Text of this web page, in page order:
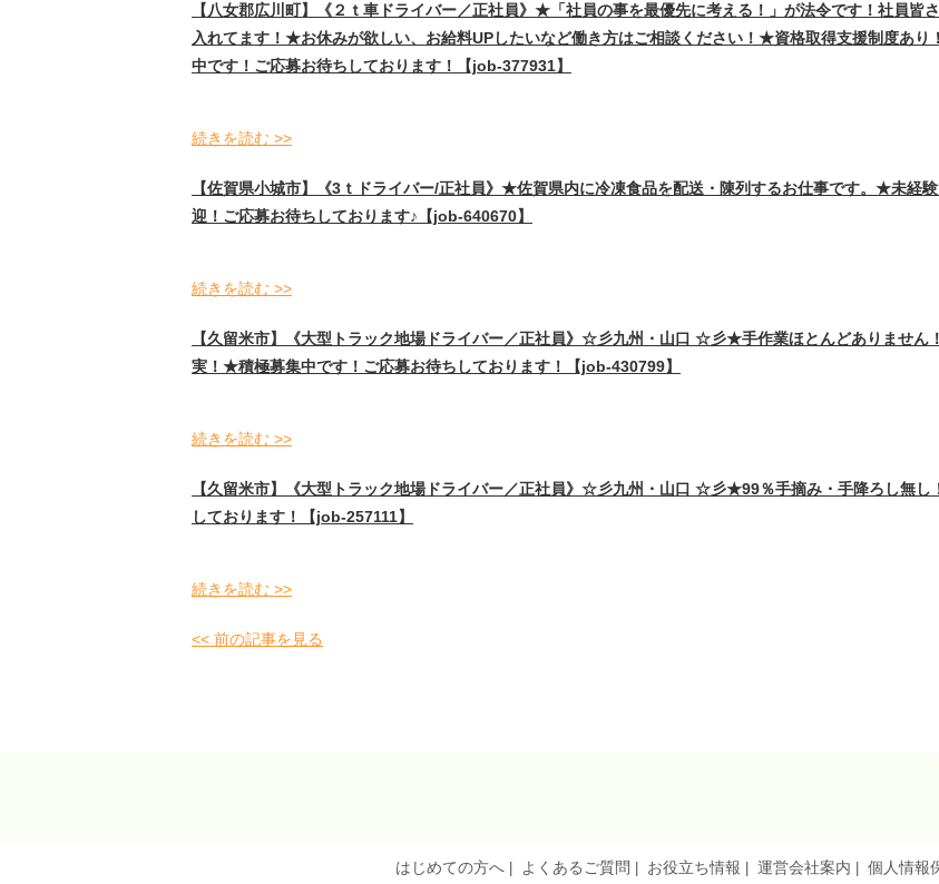
【八女郡広川町】《２ｔ車ドライバー／正社員》★「社員の事を最優先に考える！」が法令です！社員皆
入れてます！★お休みが欲しい、お給料UPしたいなど働き方はご相談ください！★資格取得支援制度あ
中です！ご応募お待ちしております！【job-377931】
続きを読む >>
【佐賀県小城市】《3ｔドライバー/正社員》★佐賀県内に冷凍食品を配送・陳列するお仕事です。★未経
迎！ご応募お待ちしております♪【job-640670】
続きを読む >>
【久留米市】《大型トラック地場ドライバー／正社員》☆彡九州・山口 ☆彡★手作業ほとんどありませ
実！★積極募集中です！ご応募お待ちしております！【job-430799】
続きを読む >>
【久留米市】《大型トラック地場ドライバー／正社員》☆彡九州・山口 ☆彡★99％手摘み・手降ろし無
しております！【job-257111】
続きを読む >>
<< 前の記事を見る
はじめての方へ よくあるご質問 お役立ち情報 運営会社案内 個人情報